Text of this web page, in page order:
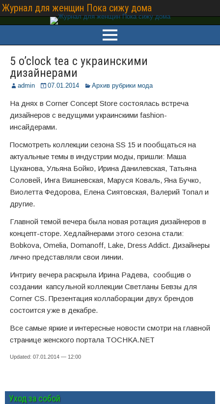
Журнал для женщин Пока сижу дома
5 o’clock tea с украинскими
дизайнерами
admin 07.01.2014 Архив рубрики мода
На днях в Corner Concept Store состоялась встреча
дизайнеров с ведущими украинскими fashion-
инсайдерами.
Посмотреть коллекции сезона SS 15 и пообщаться на
актуальные темы в индустрии моды, пришли: Маша
Цуканова, Ульяна Бойко, Ирина Данилевская, Татьяна
Соловей, Инга Вишневская, Маруся Коваль, Яна Бучко,
Виолетта Федорова, Елена Сиятовская, Валерий Топал и
другие.
Главной темой вечера была новая ротация дизайнеров в
концепт-сторе. Хедлайнерами этого сезона стали:
Bobkova, Omelia, Domanoff, Lake, Dress Addict. Дизайнеры
лично представляли свои линии.
Интригу вечера раскрыла Ирина Радева, сообщив о
создании капсульной коллекции Светланы Бевзы для
Corner CS. Презентация коллаборации двух брендов
состоится уже в декабре.
Все самые яркие и интересные новости смотри на главной
странице женского портала TOCHKA.NET
Updated: 07.01.2014 — 12:00
Уход за собой